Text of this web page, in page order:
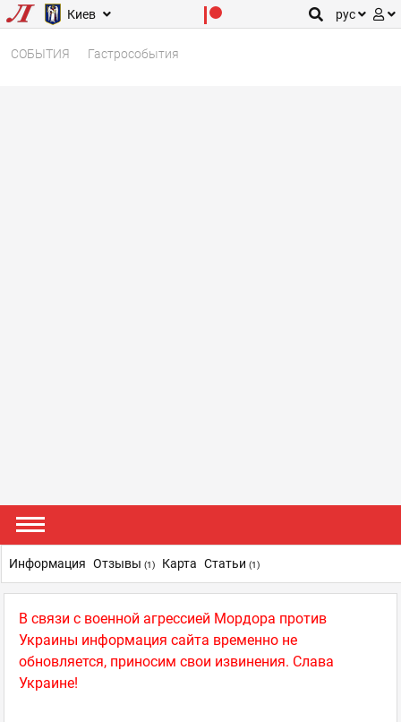
Киев рус
СОБЫТИЯ Гастрособытия
В связи с военной агрессией Мордора против
Украины информация сайта временно не
обновляется, приносим свои извинения. Слава
Украине!
Информация Отзывы (1) Карта Статьи (1)